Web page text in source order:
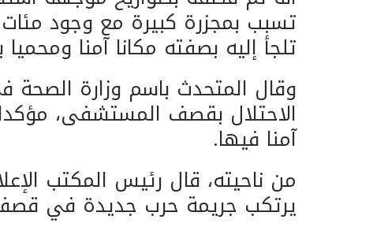
تسبب بمجزرة كبيرة مع وجود مئات
تلجأ إليه بصفته مكانا آمنا
وقال المتحدث باسم وزارة الصحة
الاحتلال بقصف المستشفى،
آمنا فيها.
من ناحيته، قال رئيس المكتب
يرتكب جريمة حرب جديدة في